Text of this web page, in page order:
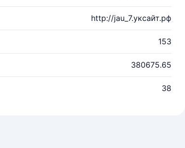
http://jau_7.уксайт.рф
153
380675.65
38